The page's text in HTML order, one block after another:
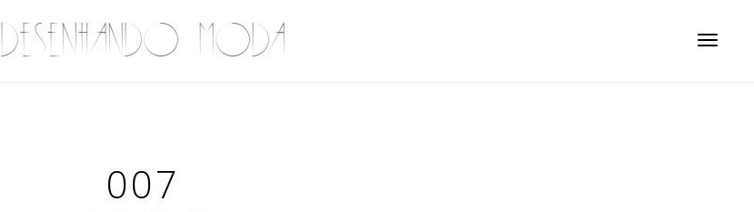
Toggle
DESENHANDO MODA
007